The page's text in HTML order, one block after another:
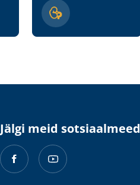
Jälgi meid